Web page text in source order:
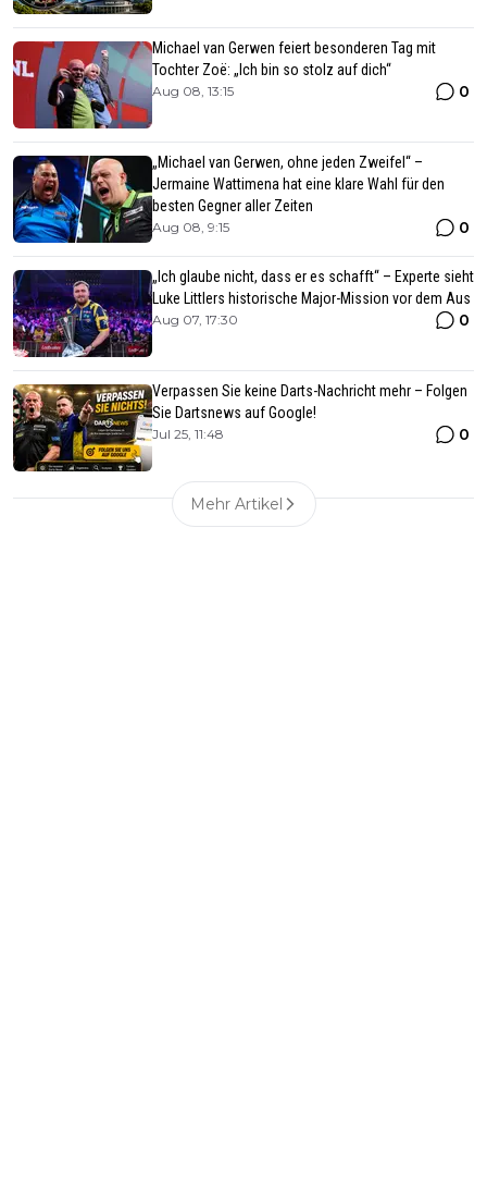
Michael van Gerwen feiert besonderen Tag mit
Tochter Zoë: „Ich bin so stolz auf dich“
Aug 08, 13:15 0
„Michael van Gerwen, ohne jeden Zweifel“ –
Jermaine Wattimena hat eine klare Wahl für den
besten Gegner aller Zeiten
Aug 08, 9:15 0
„Ich glaube nicht, dass er es schafft“ – Experte sieht
Luke Littlers historische Major-Mission vor dem Aus
Aug 07, 17:30 0
Verpassen Sie keine Darts-Nachricht mehr – Folgen
Sie Dartsnews auf Google!
Jul 25, 11:48 0
Mehr Artikel